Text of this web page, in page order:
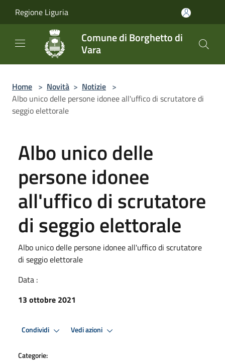
Regione Liguria
Comune di Borghetto di
Vara
Home > Novità > Notizie >
Albo unico delle persone idonee all'uffico di scrutatore di
seggio elettorale
Albo unico delle
persone idonee
all'uffico di scrutatore
di seggio elettorale
Albo unico delle persone idonee all'uffico di scrutatore
di seggio elettorale
Data :
13 ottobre 2021
Condividi Vedi azioni
Categorie: